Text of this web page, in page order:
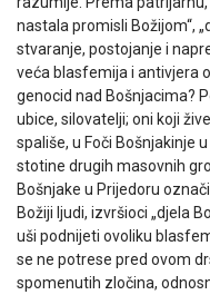
nastala promisli Božijom“,
stvaranje, postojanje i
veća blasfemija i antivjera
genocid nad Bošnjacima?
ubice, silovatelji; oni koji
spališe, u Foči Bošnjakinje
stotine drugih masovnih
Bošnjake u Prijedoru
Božiji ljudi, izvršioci „djela
uši podnijeti ovoliku
se ne potrese pred ovom
spomenutih zločina,